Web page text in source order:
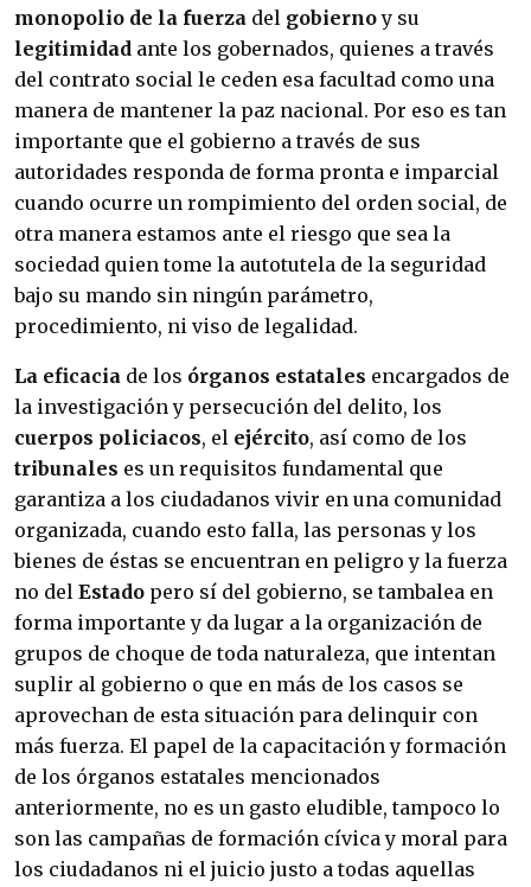
monopolio de la fuerza del gobiernoy su
legitimidad ante los gobernados, quienes a través
del contrato social le ceden esa facultad como una
manera de mantener la paz nacional. Por eso es tan
importante que el gobierno a través de sus
autoridades responda de forma pronta e imparcial
cuando ocurre un rompimiento del orden social, de
otra manera estamos ante el riesgo que sea la
sociedad quien tome la autotutela de la seguridad
bajo su mando sin ningún parámetro,
procedimiento, ni viso de legalidad.
La eficacia de los órganos estatales encargados de
la investigación y persecución del delito, los
cuerpos policiacos, el ejército, así como de los
tribunales es un requisitos fundamental que
garantiza a los ciudadanos vivir en una comunidad
organizada, cuando esto falla, las personas y los
bienes de éstas se encuentran en peligro y la fuerza
no del Estado pero sí del gobierno, se tambalea en
forma importante y da lugar a la organización de
grupos de choque de toda naturaleza, que intentan
suplir al gobierno o que en más de los casos se
aprovechan de esta situación para delinquir con
más fuerza. El papel de la capacitación y formación
de los órganos estatales mencionados
anteriormente, no es un gasto eludible, tampoco lo
son las campañas de formación cívica y moral para
los ciudadanos ni el juicio justo a todas aquellas